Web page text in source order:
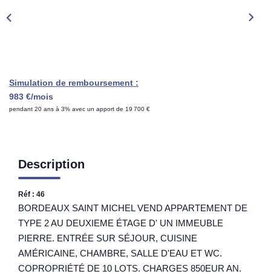
Simulation de remboursement :
983 €/mois
pendant 20 ans à 3% avec un apport de 19 700 €
Description
Réf : 46
BORDEAUX SAINT MICHEL VEND APPARTEMENT DE
TYPE 2 AU DEUXIEME ÉTAGE D' UN IMMEUBLE
PIERRE. ENTRÉE SUR SÉJOUR, CUISINE
AMÉRICAINE, CHAMBRE, SALLE D'EAU ET WC.
COPROPRIÉTÉ DE 10 LOTS. CHARGES 850EUR AN.